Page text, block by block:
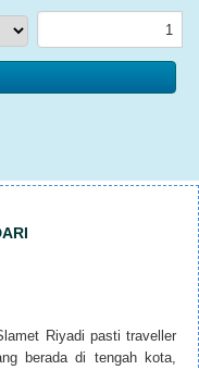
Riyadi pasti traveller
berada di tengah kota,